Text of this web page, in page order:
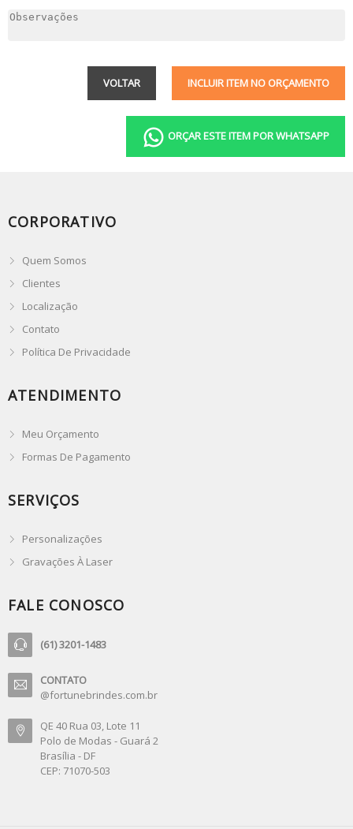
INCLUIR ITEM NO ORÇAMENTO
VOLTAR
ORÇAR ESTE ITEM POR WHATSAPP
CORPORATIVO
Quem Somos
Clientes
Localização
Contato
Política De Privacidade
ATENDIMENTO
Meu Orçamento
Formas De Pagamento
SERVIÇOS
Personalizações
Gravações À Laser
FALE CONOSCO
(61) 3201-1483
CONTATO
@fortunebrindes.com.br
QE 40 Rua 03, Lote 11
Polo de Modas - Guará 2
Brasília - DF
CEP: 71070-503